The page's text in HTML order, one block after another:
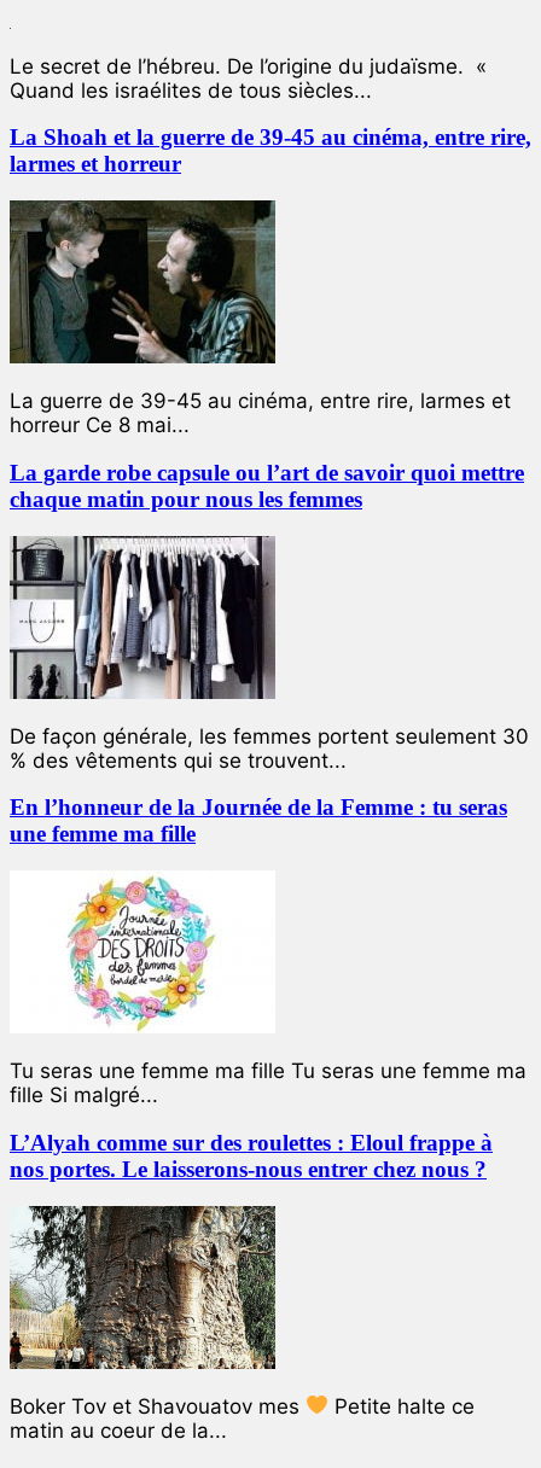
Le secret de l’hébreu. De l’origine du judaïsme. «
Quand les israélites de tous siècles...
La Shoah et la guerre de 39-45 au cinéma, entre rire,
larmes et horreur
La guerre de 39-45 au cinéma, entre rire, larmes et
horreur Ce 8 mai...
La garde robe capsule ou l’art de savoir quoi mettre
chaque matin pour nous les femmes
De façon générale, les femmes portent seulement 30
% des vêtements qui se trouvent...
En l’honneur de la Journée de la Femme : tu seras
une femme ma fille
Tu seras une femme ma fille Tu seras une femme ma
fille Si malgré...
L’Alyah comme sur des roulettes : Eloul frappe à
nos portes. Le laisserons-nous entrer chez nous ?
Boker Tov et Shavouatov mes
Petite halte ce
matin au coeur de la...